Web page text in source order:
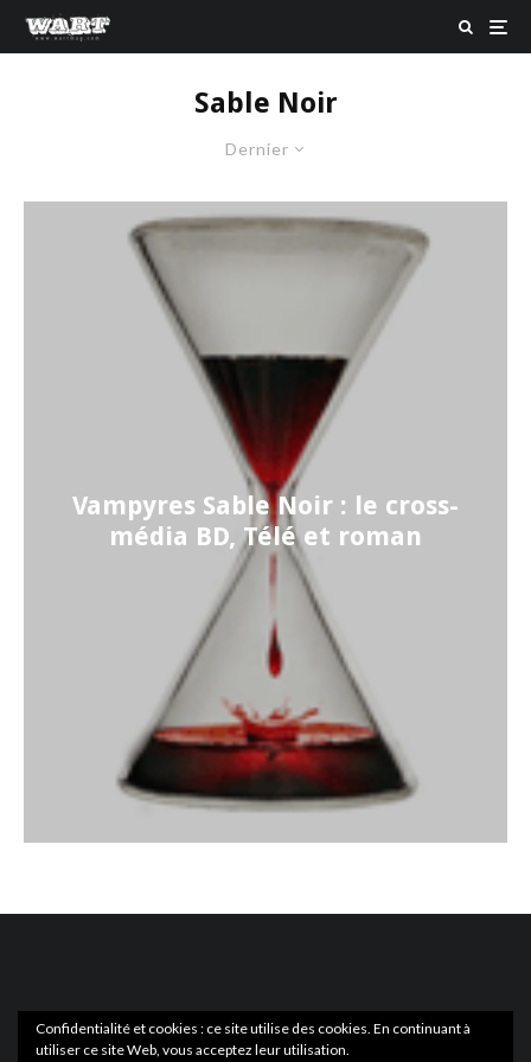
Sable Noir
Dernier
Vampyres Sable Noir : le cross-
média BD, Télé et roman
Confidentialité et cookies : ce site utilise des cookies. En continuant à
utiliser ce site Web, vous acceptez leur utilisation.